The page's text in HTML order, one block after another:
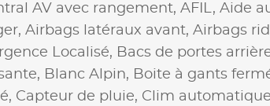
AV avec rangement, AFIL, Aide
Airbags latéraux avant, Airbags
Localisé, Bacs de portes
Blanc Alpin, Boite à gants
Capteur de pluie, Clim